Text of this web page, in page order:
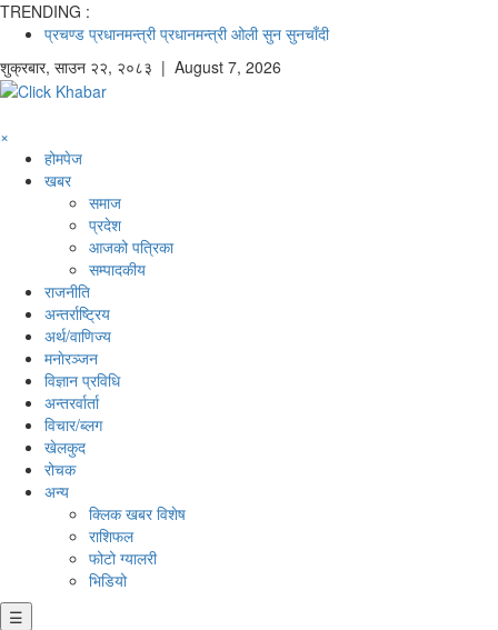
TRENDING :
प्रचण्ड प्रधानमन्त्री प्रधानमन्त्री ओली सुन सुनचाँदी
शुक्रबार, साउन २२, २०८३ | August 7, 2026
×
होमपेज
खबर
समाज
प्रदेश
आजको पत्रिका
सम्पादकीय
राजनीति
अन्तर्राष्ट्रिय
अर्थ/वाणिज्य
मनाेरञ्जन
विज्ञान प्रविधि
अन्तरर्वार्ता
विचार/ब्लग
खेलकुद
रोचक
अन्य
क्लिक खबर विशेष
राशिफल
फोटो ग्यालरी
भिडियो
☰